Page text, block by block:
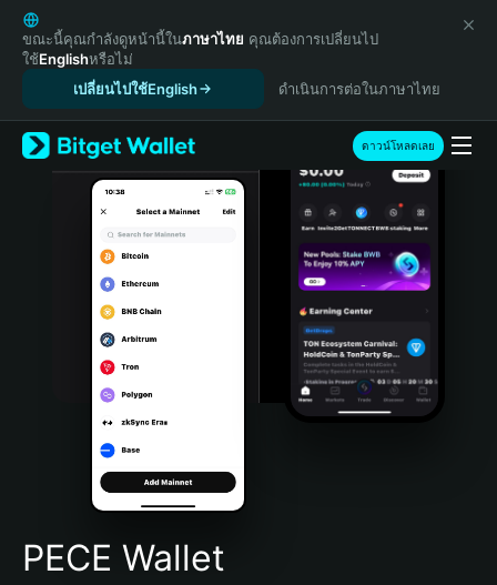
English
日本語
Tiếng Việt
Español (Latinoamérica)
Türkçe
Italiano
Português (Portugal)
Bahasa Indonesia
Português (Brasil)
Español (Argentina)
ขณะนี้คุณกำลังดูหน้านี้ในภาษาไทย คุณต้องการเปลี่ยนไป
ใช้Englishหรือไม่
เปลี่ยนไปใช้English
ดำเนินการต่อในภาษาไทย
ดาวน์โหลดเลย
PECE Wallet